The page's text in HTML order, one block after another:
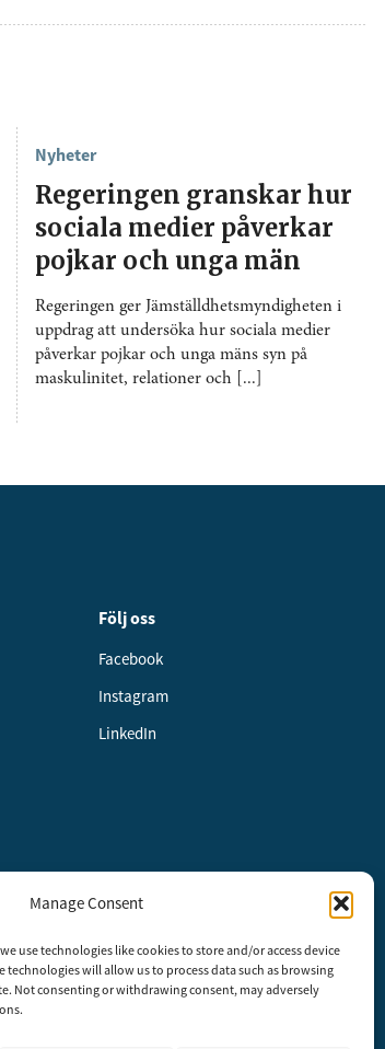
Manage Consent
use technologies like cookies to store and/or access device
will allow us to process data such as browsing
Not consenting or withdrawing consent, may adversely
Nyheter
Regeringen granskar hur
sociala medier påverkar
pojkar och unga män
Regeringen ger Jämställdhetsmyndigheten i
uppdrag att undersöka hur sociala medier
påverkar pojkar och unga mäns syn på
maskulinitet, relationer och [...]
Följ oss
Facebook
Instagram
LinkedIn